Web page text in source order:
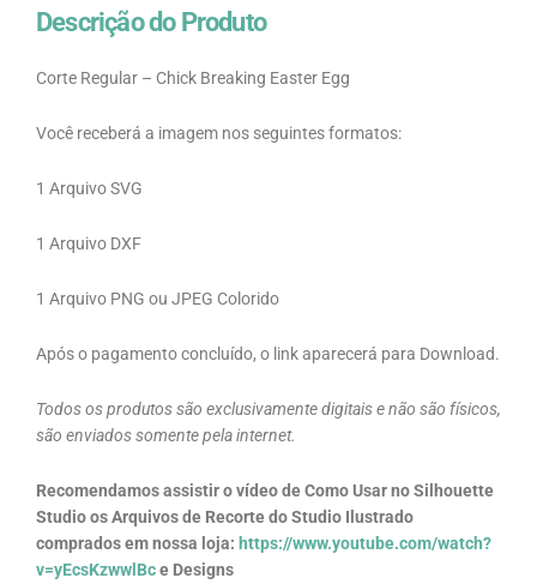
Descrição do Produto
Corte Regular – Chick Breaking Easter Egg
Você receberá a imagem nos seguintes formatos:
1 Arquivo SVG
1 Arquivo DXF
1 Arquivo PNG ou JPEG Colorido
Após o pagamento concluído, o link aparecerá para Download.
Todos os produtos são exclusivamente digitais e não são físicos,
são enviados somente pela internet.
Recomendamos assistir o vídeo de Como Usar no Silhouette
Studio os Arquivos de Recorte do Studio Ilustrado
comprados em nossa loja: https://www.youtube.com/watch?
v=yEcsKzwwlBce Designs